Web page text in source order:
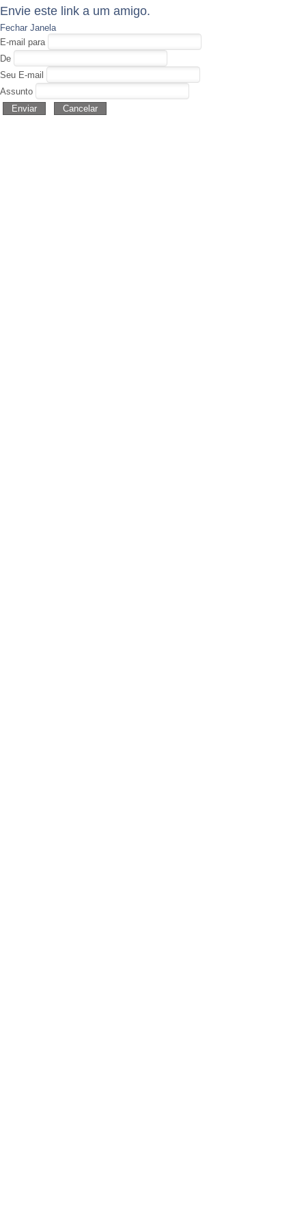
Envie este link a um amigo.
Fechar Janela
E-mail para
De
Seu E-mail
Assunto
Enviar
Cancelar